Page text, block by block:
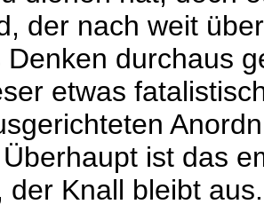
der nach weit
durchaus
etwas
ist das
der Knall bleibt aus.